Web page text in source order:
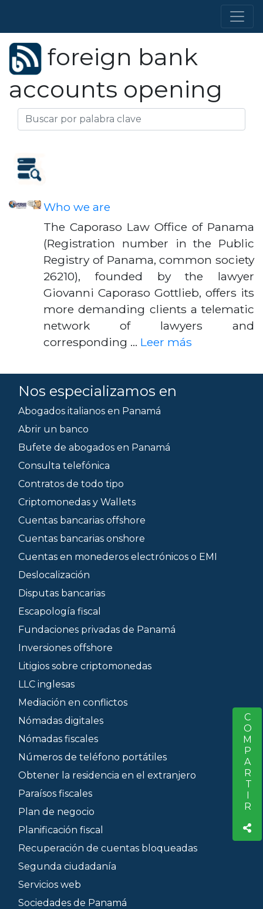
foreign bank
accounts opening
Who we are
The Caporaso Law Office of Panama
(Registration number in the Public
Registry of Panama, common society
26210), founded by the lawyer
Giovanni Caporaso Gottlieb, offers its
more demanding clients a telematic
network of lawyers and
corresponding … Leer más
COMPARTIR
Nos especializamos en
Abogados italianos en Panamá
Abrir un banco
Bufete de abogados en Panamá
Consulta telefónica
Contratos de todo tipo
Criptomonedas y Wallets
Cuentas bancarias offshore
Cuentas bancarias onshore
Cuentas en monederos electrónicos o EMI
Deslocalización
Disputas bancarias
Escapología fiscal
Fundaciones privadas de Panamá
Inversiones offshore
Litigios sobre criptomonedas
LLC inglesas
Mediación en conflictos
Nómadas digitales
Nómadas fiscales
Números de teléfono portátiles
Obtener la residencia en el extranjero
Paraísos fiscales
Plan de negocio
Planificación fiscal
Recuperación de cuentas bloqueadas
Segunda ciudadanía
Servicios web
Sociedades de Panamá